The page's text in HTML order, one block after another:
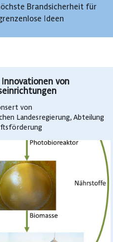
Brandsicherheit für
Ideen
von
von
Landesregierung, Abteilung